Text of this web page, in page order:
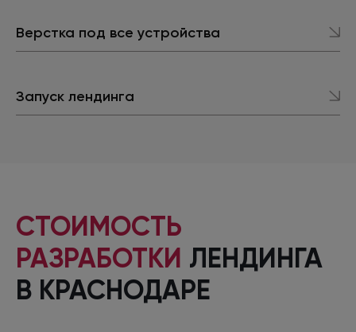
Верстка под все устройства
Запуск лендинга
СТОИМОСТЬ
РАЗРАБОТКИ ЛЕНДИНГА
В КРАСНОДАРЕ